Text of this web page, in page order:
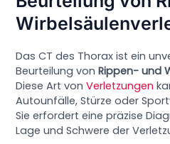
Das CT des Thorax ist ein
Beurteilung vonRippen- und
Diese Art vonVerletzungen
Autounfälle, Stürze oder
Sie erfordert eine präzise
Lage und Schwere der